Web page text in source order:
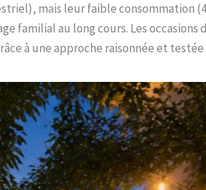
mais leur faible consommation
familial au long cours. Les
à une approche raisonnée et